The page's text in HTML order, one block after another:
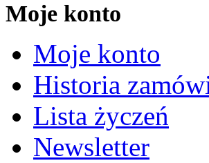
Moje konto
Moje konto
Historia
Lista życzeń
Newsletter